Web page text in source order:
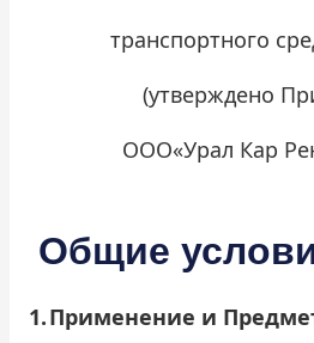
Программа лояльности
транспортного
(утверждено
ООО«Урал Кар
Общие
1.Применение и